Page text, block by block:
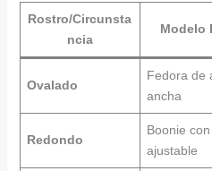
Rostro/Circunsta
ncia
Modelo
Ovalado
Fedora de
ancha
Redondo
Boonie
ajustable